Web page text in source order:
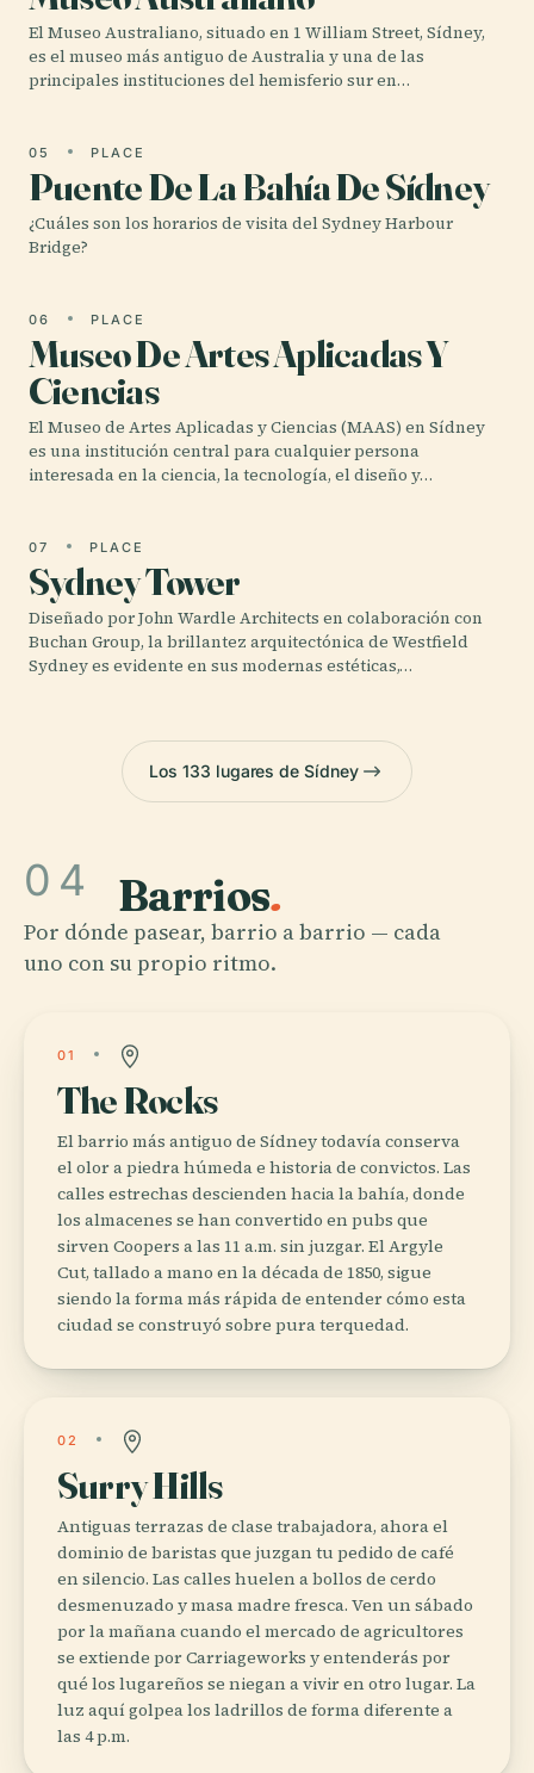
El Museo Australiano, situado en 1 William Street, Sídney,
es el museo más antiguo de Australia y una de las
principales instituciones del hemisferio sur en…
05 PLACE
Puente De La Bahía De Sídney
¿Cuáles son los horarios de visita del Sydney Harbour
Bridge?
06 PLACE
Museo De Artes Aplicadas Y
Ciencias
El Museo de Artes Aplicadas y Ciencias (MAAS) en Sídney
es una institución central para cualquier persona
interesada en la ciencia, la tecnología, el diseño y…
07 PLACE
Sydney Tower
Diseñado por John Wardle Architects en colaboración con
Buchan Group, la brillantez arquitectónica de Westfield
Sydney es evidente en sus modernas estéticas,…
Los 133 lugares de Sídney
04 Barrios.
Por dónde pasear, barrio a barrio — cada
uno con su propio ritmo.
01
The Rocks
El barrio más antiguo de Sídney todavía conserva
el olor a piedra húmeda e historia de convictos. Las
calles estrechas descienden hacia la bahía, donde
los almacenes se han convertido en pubs que
sirven Coopers a las 11 a.m. sin juzgar. El Argyle
Cut, tallado a mano en la década de 1850, sigue
siendo la forma más rápida de entender cómo esta
ciudad se construyó sobre pura terquedad.
02
Surry Hills
Antiguas terrazas de clase trabajadora, ahora el
dominio de baristas que juzgan tu pedido de café
en silencio. Las calles huelen a bollos de cerdo
desmenuzado y masa madre fresca. Ven un sábado
por la mañana cuando el mercado de agricultores
se extiende por Carriageworks y entenderás por
qué los lugareños se niegan a vivir en otro lugar. La
luz aquí golpea los ladrillos de forma diferente a
las 4 p.m.